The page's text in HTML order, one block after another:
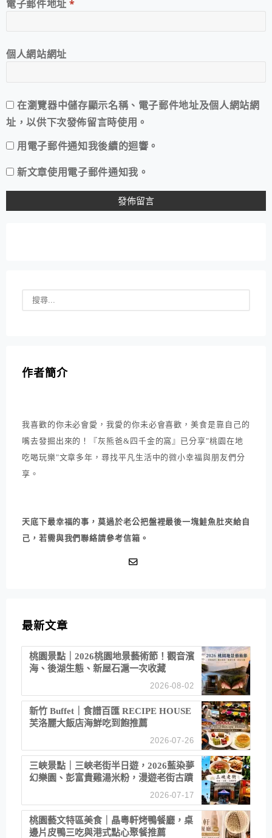
電子郵件地址*
個人網站網址
在瀏覽器中儲存顯示名稱、電子郵件地址及個人網站網
址，以供下次發佈留言時使用。
用電子郵件通知我後續的迴響。
新文章使用電子郵件通知我。
作者簡介
我喜歡的你未必會愛，我愛的你未必會喜歡，美食是靠自己的
嘴去發掘出來的！『灰熊爸&四千金的窩』已分享"桃園在地
吃喝玩樂"文章多年，尋找平凡生活中的微小幸福與朋友們分
享。
天底下最幸福的事，莫過於老公把盤裡最後一塊鮭魚肚夾給自
己，若需與我們聯絡請參考信箱。
最新文章
桃園景點｜2026桃園地景藝術節！觀音濱
海、後湖生態、新屋石滬一次收藏
2026-08-02
新竹 Buffet｜食譜百匯 RECIPE HOUSE
芙洛麗大飯店海鮮吃到飽推薦
2026-07-26
三峽景點｜三峽老街半日遊，2026藍染夢
幻樂園、彭富貴雞湯米粉，漫遊老街古蹟
2026-07-17
桃園藝文特區美食｜晶粵軒烤鴨餐廳，桌
邊片皮鴨三吃與港式點心聚餐推薦